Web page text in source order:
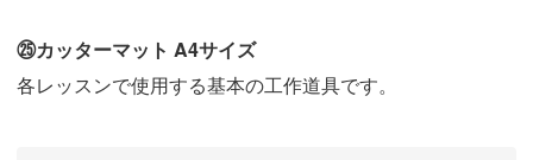
㉕カッターマット A4サイズ
各レッスンで使用する基本の工作道具です。